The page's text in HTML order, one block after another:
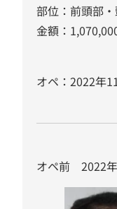
部位：前頭部
金額：
オペ：2022年
オペ前 2022